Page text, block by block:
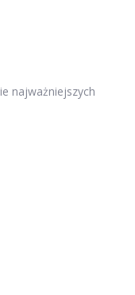
najważniejszych